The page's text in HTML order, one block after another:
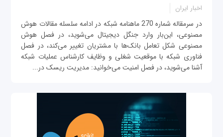
اخبار ایران
در سرمقاله شماره 270 ماهنامه شبکه در ادامه سلسله مقالات هوش
مصنوعی، این‌بار وارد جنگل دیجیتال می‌شوید، در فصل هوش
مصنوعی شکل تعامل بانک‌ها با مشتریان تغییر می‌کند، در فصل
فناوری شبکه با موقعیت شغلی و وظایف کارشناس عملیات شبکه
آشنا می‌شوید، در فصل امنیت می‌خوانید: مدیریت ریسک در...